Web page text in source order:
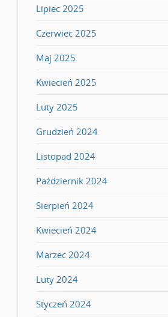
Lipiec 2025
Czerwiec 2025
Maj 2025
Kwiecień 2025
Luty 2025
Grudzień 2024
Listopad 2024
Październik 2024
Sierpień 2024
Kwiecień 2024
Marzec 2024
Luty 2024
Styczeń 2024